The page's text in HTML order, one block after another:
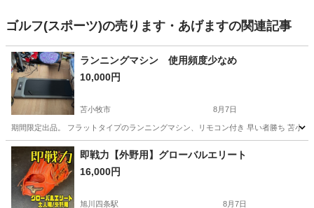
ゴルフ(スポーツ)の売ります・あげますの関連記事
ランニングマシン 使用頻度少なめ
10,000円
苫小牧市 8月7日
期間限定出品。 フラットタイプのランニングマシン、リモコン付き 早い者勝ち 苫小
北海道 苫小牧市 ランニング、ジョギング
即戦力【外野用】グローバルエリート
16,000円
旭川四条駅 8月7日